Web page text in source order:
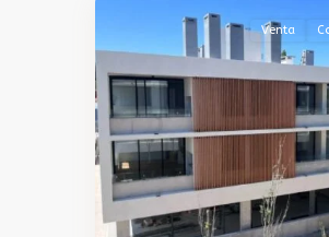
Venta